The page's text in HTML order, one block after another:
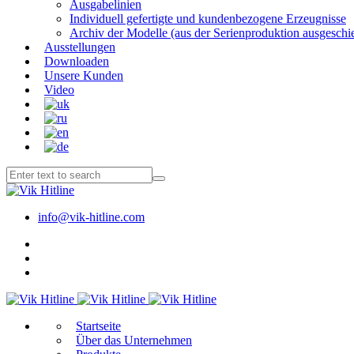
Ausgabelinien
Individuell gefertigte und kundenbezogene Erzeugnisse
Archiv der Modelle (aus der Serienproduktion
Ausstellungen
Downloaden
Unsere Kunden
Video
info@vik-hitline.com
Start­sei­te
Über das Unternehmen